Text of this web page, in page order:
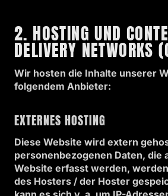
2. HOSTING UND
DELIVERY NETWORKS
Wir hosten die Inhalte unserer
folgendem Anbieter:
EXTERNES HOSTING
Diese Website wird extern
personenbezogenen Daten, die
Website erfasst werden,
des Hosters / der Hoster